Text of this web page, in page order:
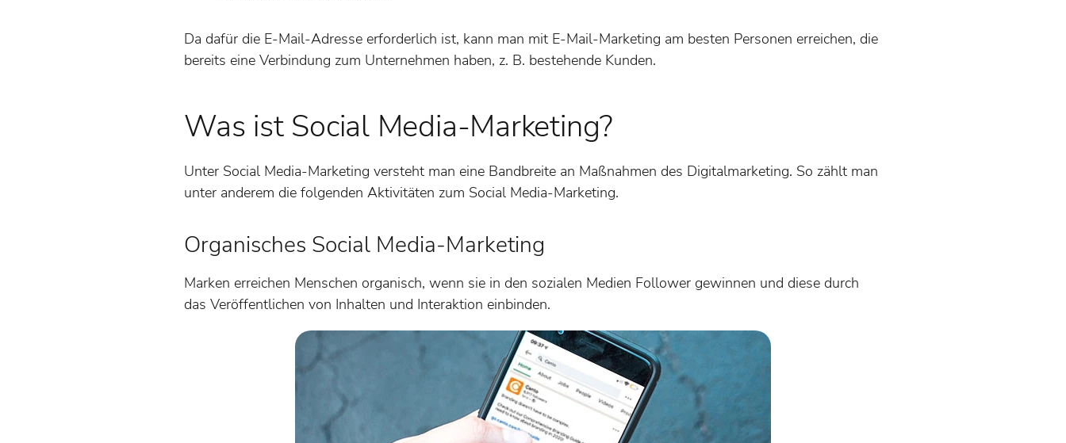
Da dafür die E-Mail-Adresse erforderlich ist, kann man mit E-Mail-Marketing am besten Personen erreichen, die
bereits eine Verbindung zum Unternehmen haben, z. B. bestehende Kunden.
Was ist Social Media-Marketing?
Unter Social Media-Marketing versteht man eine Bandbreite an Maßnahmen des Digitalmarketing. So zählt man
unter anderem die folgenden Aktivitäten zum Social Media-Marketing.
Organisches Social Media-Marketing
Marken erreichen Menschen organisch, wenn sie in den sozialen Medien Follower gewinnen und diese durch
das Veröffentlichen von Inhalten und Interaktion einbinden.